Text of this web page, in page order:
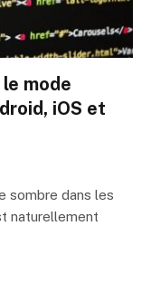
mode
iOS et
sombre dans les
naturellement